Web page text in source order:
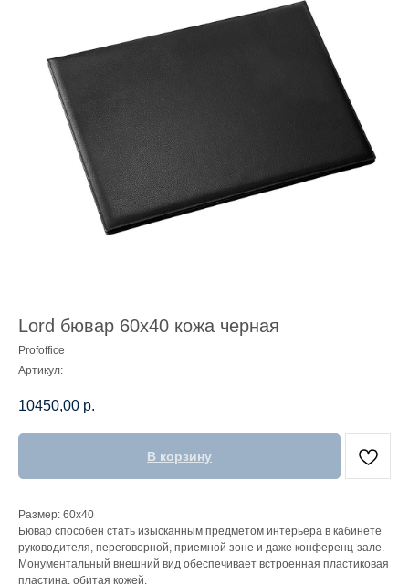
Lord бювар 60х40 кожа черная
Profoffice
Артикул:
10450,00 р.
В корзину
Размер: 60х40
Бювар способен стать изысканным предметом интерьера в кабинете
руководителя, переговорной, приемной зоне и даже конференц-зале.
Монументальный внешний вид обеспечивает встроенная пластиковая
пластина, обитая кожей.